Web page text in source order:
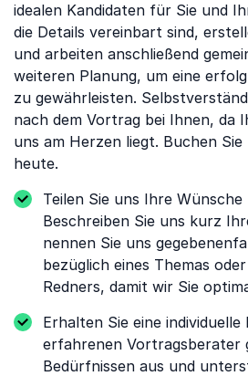
idealen Kandidaten für Sie und
die Details vereinbart sind,
und arbeiten anschließend
weiteren Planung, um eine
zu gewährleisten.
nach dem Vortrag bei Ihnen, da
uns am Herzen liegt. Buchen
heute.
Teilen Sie uns Ihre
Beschreiben Sie uns kurz
nennen Sie uns
bezüglich eines Themas
Redners, damit wir Sie
Erhalten Sie eine
erfahrenen Vortragsberater
Bedürfnissen aus und